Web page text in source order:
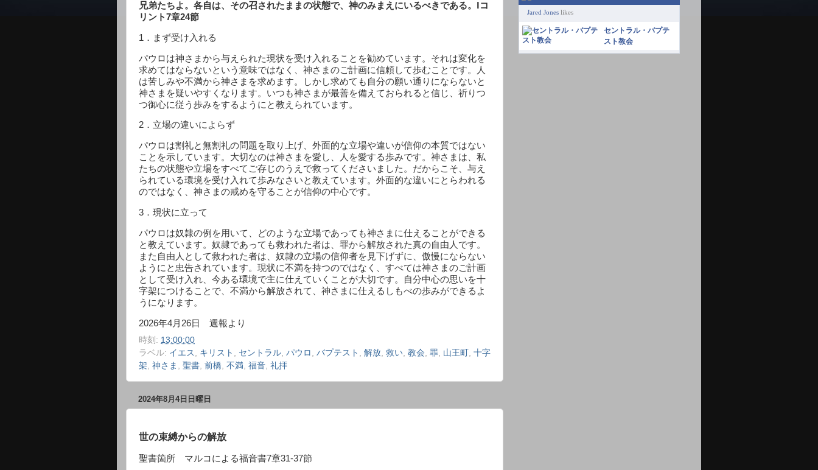
兄弟たちよ。各自は、その召されたままの状態で、 神のみまえにいるべきである。Ⅰコ
リント7章24節
1 ．まず受け入れる
パウロは神さまから与えられた現状を受け入れることを勧めています。それは変化を
求めてはならないという意味ではなく、神さまのご計画に信頼して歩むことです。人
は苦しみや不満から神さまを求めます。しかし求めても自分の願い通りにならないと
神さまを疑いやすくなります。いつも神さまが最善を備えておられると信じ、祈りつ
つ御心に従う歩みをするようにと教えられています。
2 ．立場の違いによらず
パウロは割礼と無割礼の問題を取り上げ、外面的な立場や違いが信仰の本質ではない
ことを示しています。大切なのは神さまを愛し、人を愛する歩みです。神さまは、私
たちの状態や立場をすべてご存じのうえで救ってくださいました。だからこそ、与え
られている環境を受け入れて歩みなさいと教えています。外面的な違いにとらわれる
のではなく、神さまの戒めを守ることが信仰の中心です。
3 ．現状に立って
パウロは奴隷の例を用いて、どのような立場であっても神さまに仕えることができる
と教えています。奴隷であっても救われた者は、罪から解放された真の自由人です。
また自由人として救われた者は、奴隷の立場の信仰者を見下げずに、傲慢にならない
ようにと忠告されています。現状に不満を持つのではなく、すべては神さまのご計画
として受け入れ、今ある環境で主に仕えていくことが大切です。自分中心の思いを十
字架につけることで、不満から解放されて、神さまに仕えるしもべの歩みができるよ
うになります。
2026年4月 26日 週報より
時刻: 13:00:00
ラベル: イエス キリスト セントラル パウロ バプテスト 解放 救い 教会 罪 山王町 十字
架 神さま 聖書 前橋 不満 福音 礼拝
2024年8月4日日曜日
世の束縛からの解放
聖書箇所 マルコによる福音書7章31-37節
Jared Jones likes
セントラル・バプテ
スト教会